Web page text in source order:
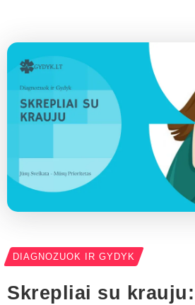
DIAGNOZUOK IR GYDYK
Skrepliai su